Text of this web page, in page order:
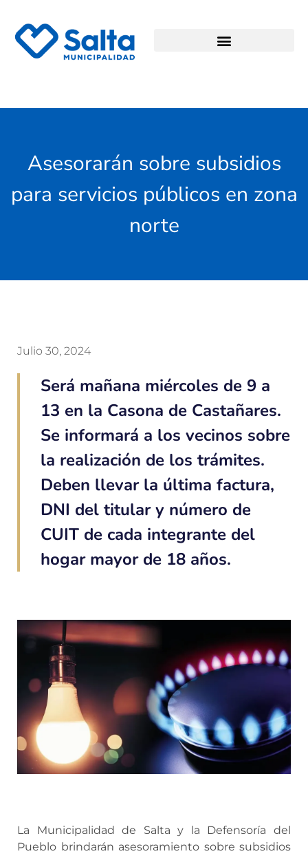
Asesorarán sobre subsidios
para servicios públicos en zona
norte
Julio 30, 2024
Será mañana miércoles de 9 a
13 en la Casona de Castañares.
Se informará a los vecinos sobre
la realización de los trámites.
Deben llevar la última factura,
DNI del titular y número de
CUIT de cada integrante del
hogar mayor de 18 años.
La Municipalidad de Salta y la Defensoría del
Pueblo brindarán asesoramiento sobre subsidios